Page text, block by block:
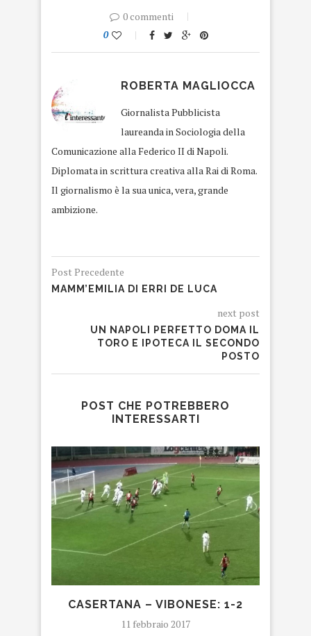
0 commenti
0
ROBERTA MAGLIOCCA
Giornalista Pubblicista
laureanda in Sociologia della
Comunicazione alla Federico II di Napoli.
Diplomata in scrittura creativa alla Rai di Roma.
Il giornalismo è la sua unica, vera, grande
ambizione.
Post Precedente
MAMM’EMILIA DI ERRI DE LUCA
next post
UN NAPOLI PERFETTO DOMA IL
TORO E IPOTECA IL SECONDO
POSTO
POST CHE POTREBBERO
INTERESSARTI
CASERTANA – VIBONESE: 1-2
11 febbraio 2017